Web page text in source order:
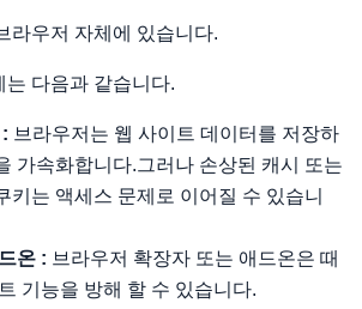
라우저 자체에 있습니다.
는 다음과 같습니다.
브라우저는 웹 사이트 데이터를 저장하
가속화합니다.그러나 손상된 캐시 또는
키는 액세스 문제로 이어질 수 있습니
온 : 브라우저 확장자 또는 애드온은 때
기능을 방해 할 수 있습니다.